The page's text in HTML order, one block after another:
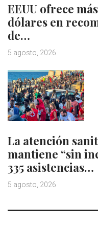
EEUU ofrece
dólares en
de…
5 agosto, 2026
La atención
mantiene “sin
335 asistencias…
5 agosto, 2026